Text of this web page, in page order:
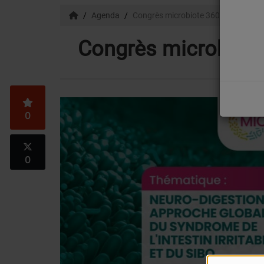
Agenda Congrès microbiote 360
Congrès
0
0